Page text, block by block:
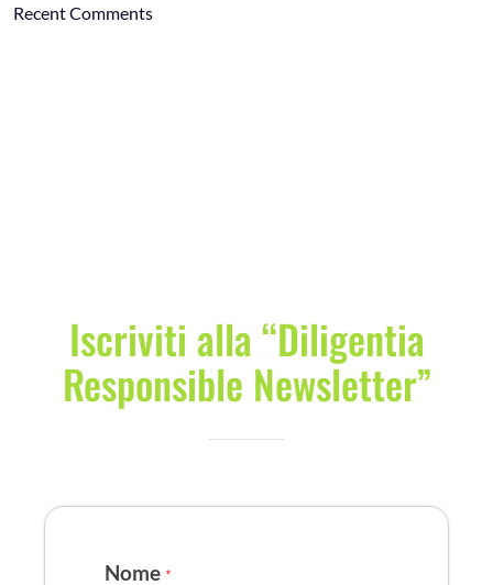
Recent Comments
Iscriviti alla “Diligentia
Responsible Newsletter”
Nome *